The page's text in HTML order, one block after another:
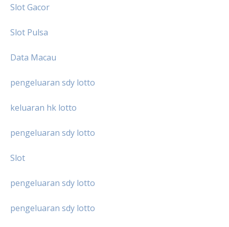
Slot Gacor
Slot Pulsa
Data Macau
pengeluaran sdy lotto
keluaran hk lotto
pengeluaran sdy lotto
Slot
pengeluaran sdy lotto
pengeluaran sdy lotto